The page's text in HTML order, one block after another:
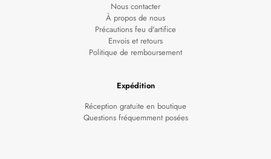
Nous contacter
À propos de nous
Précautions feu d'artifice
Envois et retours
Politique de remboursement
Expédition
Réception gratuite en boutique
Questions fréquemment posées